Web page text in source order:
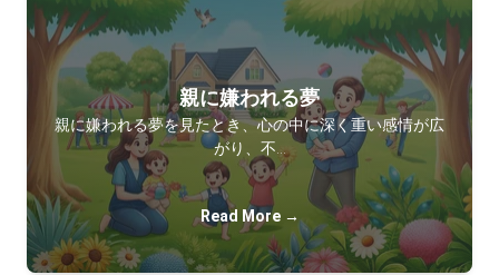
親に嫌われる夢
親に嫌われる夢を見たとき、心の中に深く重い感情が広
がり、不…
Read More →